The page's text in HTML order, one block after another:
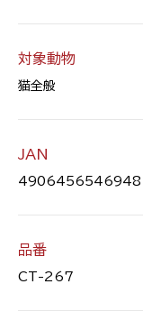
対象動物
猫全般
JAN
4906456546948
品番
CT-267